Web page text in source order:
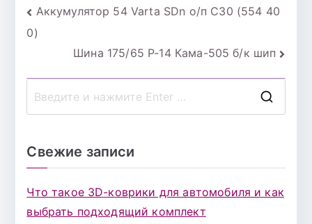
Навигация
по
записям
Аккумулятор 54 Varta SDn о/п С30 (554 40
0)
Шина 175/65 Р-14 Кама-505 б/к шип
Свежие записи
Что такое 3D-коврики для автомобиля и как
выбрать подходящий комплект